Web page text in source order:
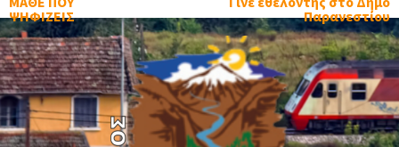
ΨΗΦΙΖΕΙΣ
Παρανεστίου